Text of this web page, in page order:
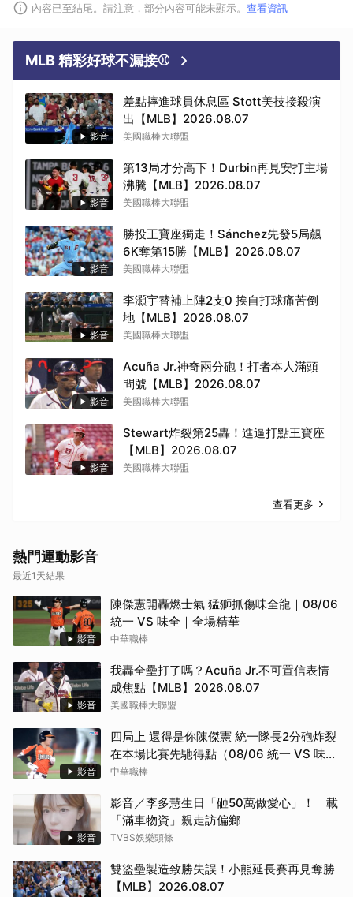
內容已至結尾。請注意，部分內容可能未顯示。 查看資訊
MLB 精彩好球不漏接⚾
影音
差點摔進球員休息區 Stott美技接殺演
出【MLB】2026.08.07
美國職棒大聯盟
影音
第13局才分高下！Durbin再見安打主場
沸騰【MLB】2026.08.07
美國職棒大聯盟
影音
勝投王寶座獨走！Sánchez先發5局飆
6K奪第15勝【MLB】2026.08.07
美國職棒大聯盟
影音
李灝宇替補上陣2支0 挨自打球痛苦倒
地【MLB】2026.08.07
美國職棒大聯盟
影音
Acuña Jr.神奇兩分砲！打者本人滿頭
問號【MLB】2026.08.07
美國職棒大聯盟
影音
Stewart炸裂第25轟！進逼打點王寶座
【MLB】2026.08.07
美國職棒大聯盟
查看更多
熱門運動影音
最近1天結果
影音
陳傑憲開轟燃士氣 猛獅抓傷味全龍｜08/06
統一 VS 味全｜全場精華
中華職棒
影音
我轟全壘打了嗎？Acuña Jr.不可置信表情
成焦點【MLB】2026.08.07
美國職棒大聯盟
影音
四局上 還得是你陳傑憲 統一隊長2分砲炸裂
在本場比賽先馳得點（08/06 統一 VS 味
全）
中華職棒
影音
影音／李多慧生日「砸50萬做愛心」！ 載
「滿車物資」親走訪偏鄉
TVBS娛樂頭條
雙盜壘製造致勝失誤！小熊延長賽再見奪勝
【MLB】2026.08.07
取消